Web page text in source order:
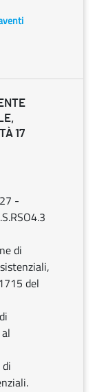
17
-
di
del